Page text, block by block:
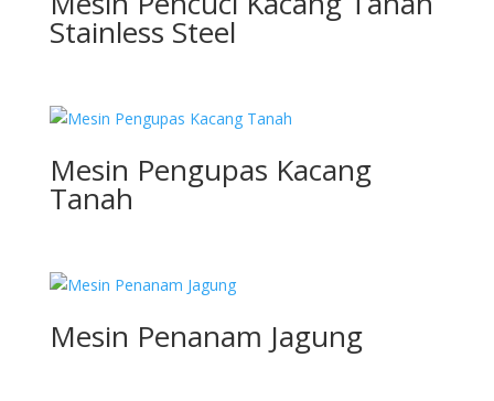
Stainless Steel
Mesin Pengupas Kacang
Tanah
Mesin Penanam Jagung